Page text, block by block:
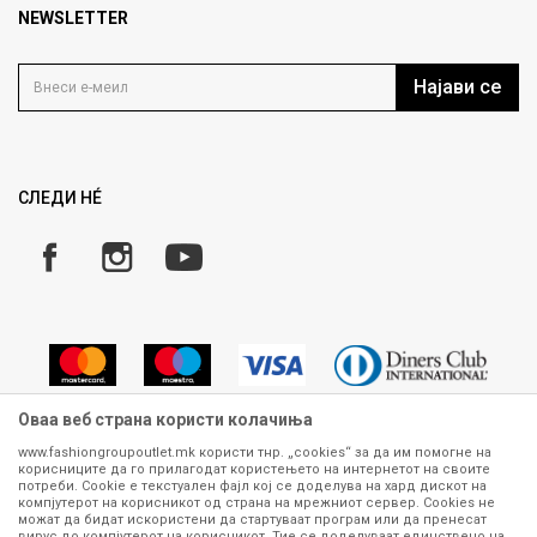
Продавница
Кариера
Политика на приватност
Како да купите
Замена и рефундација на производи
Плаќање
NEWSLETTER
Најави се
СЛЕДИ НÉ
Сите информации околу производите кои се изложени на нашата
онлајн продавница се стремиме да бидат конкретни, точни и прецизни,
меѓутоа не можеме да гарантираме дека се без ниту една грешка или
Оваа веб страна користи колачиња
www.fashiongroupoutlet.mk користи тнр. „cookies“ за да им помогне на
корисниците да го прилагодат користењето на интернетот на своите
потреби. Cookie е текстуален фајл кој се доделува на хард дискот на
компјутерот на корисникот од страна на мрежниот сервер. Cookies не
можат да бидат искористени да стартуваат програм или да пренесат